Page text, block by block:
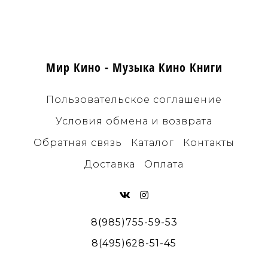
Мир Кино - Музыка Кино Книги
Пользовательское соглашение
Условия обмена и возврата
Обратная связь
Каталог
Контакты
Доставка
Оплата
8(985)755-59-53
8(495)628-51-45